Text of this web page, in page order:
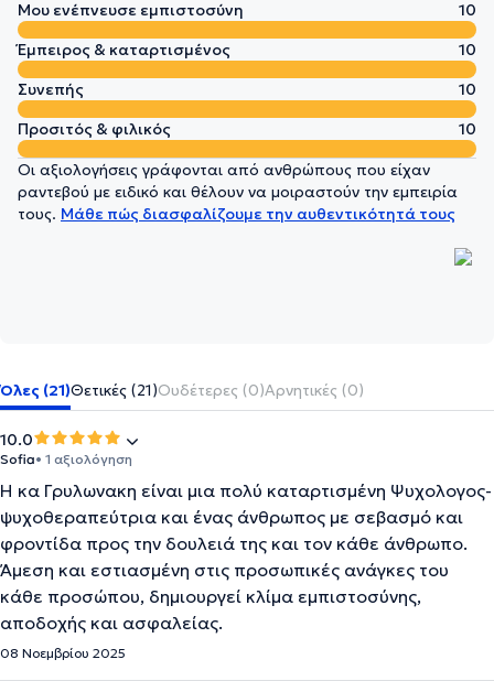
Μου ενέπνευσε εμπιστοσύνη
10
Έμπειρος & καταρτισμένος
10
Συνεπής
10
Προσιτός & φιλικός
10
Οι αξιολογήσεις γράφονται από ανθρώπους που είχαν
ραντεβού με ειδικό και θέλουν να μοιραστούν την εμπειρία
τους. Μάθε πώς διασφαλίζουμε την αυθεντικότητά τους
Όλες (21)Θετικές (21)Ουδέτερες (0)Αρνητικές (0)
10.0
Sofia• 1 αξιολόγηση
Η κα Γρυλωνακη είναι μια πολύ καταρτισμένη Ψυχολογος-
ψυχοθεραπεύτρια και ένας άνθρωπος με σεβασμό και
φροντίδα προς την δουλειά της και τον κάθε άνθρωπο.
Άμεση και εστιασμένη στις προσωπικές ανάγκες του
κάθε προσώπου, δημιουργεί κλίμα εμπιστοσύνης,
αποδοχής και ασφαλείας.
08 Νοεμβρίου 2025